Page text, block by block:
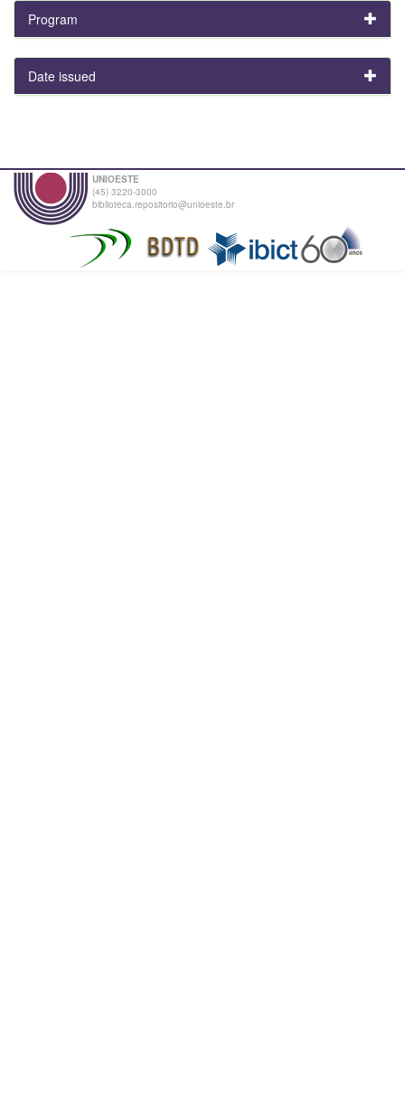
Program
Date issued
UNIOESTE
(45) 3220-3000
biblioteca.repositorio@unioeste.br